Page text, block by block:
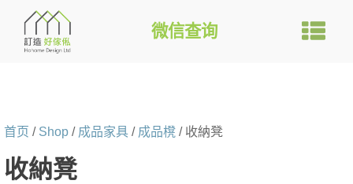
微信查询
首页 / Shop / 成品家具 / 成品櫈 / 收納凳
收納凳